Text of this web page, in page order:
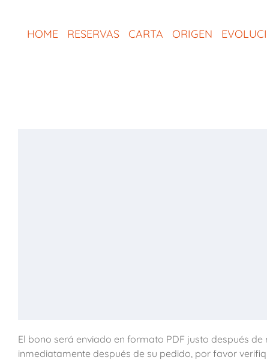
contenidoHOME RESERVAS CARTA ORIGEN
El bono será enviado en formato PDF justo después
inmediatamente después de su pedido, por favor